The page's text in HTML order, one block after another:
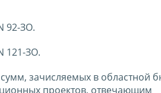
92-ЗО.
121-ЗО.
зачисляемых в областной
проектов, отвечающим